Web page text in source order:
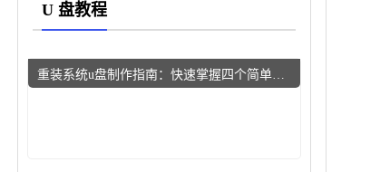
U 盘教程
重装系统u盘制作指南：快速掌握四个简单步骤